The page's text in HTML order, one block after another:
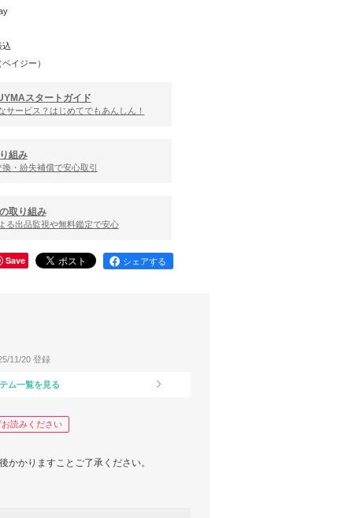
込
イジー）
スタートガイド
サービス？はじめてでもあんしん！
組み
・紛失補償で安心取引
取り組み
る出品監視や無料鑑定で安心
Save シェアする
11/20 登録
ム一覧を見る
読みください
かかりますことご了承ください。